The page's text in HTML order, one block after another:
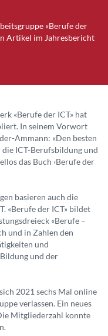
«Berufe der
Artikel im Jahresbericht
«Berufe der ICT» hat
In seinem Vorwort
Ammann: «Den besten
ICT-Berufsbildung und
das Buch ‹Berufe der
basieren auch die
«Berufe der ICT» bildet
«Berufe –
und in Zahlen den
und
und der
2021 sechs Mal online
verlassen. Ein neues
Mitgliederzahl konnte